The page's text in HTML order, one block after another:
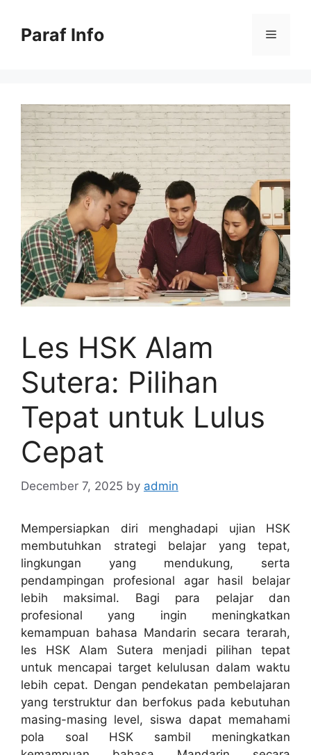
contentParaf Info Menu
Les HSK Alam
Sutera: Pilihan
Tepat untuk Lulus
Cepat
December 7, 2025 by admin
Mempersiapkan diri menghadapi ujian HSK
membutuhkan strategi belajar yang tepat,
lingkungan yang mendukung, serta
pendampingan profesional agar hasil belajar
lebih maksimal. Bagi para pelajar dan
profesional yang ingin meningkatkan
kemampuan bahasa Mandarin secara terarah,
les HSK Alam Sutera menjadi pilihan tepat
untuk mencapai target kelulusan dalam waktu
lebih cepat. Dengan pendekatan pembelajaran
yang terstruktur dan berfokus pada kebutuhan
masing-masing level, siswa dapat memahami
pola soal HSK sambil meningkatkan